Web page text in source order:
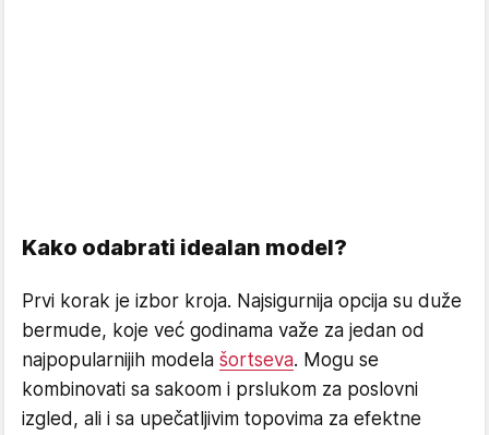
Kako odabrati idealan model?
Prvi korak je izbor kroja. Najsigurnija opcija su duže
bermude, koje već godinama važe za jedan od
najpopularnijih modela šortseva. Mogu se
kombinovati sa sakoom i prslukom za poslovni
izgled, ali i sa upečatljivim topovima za efektne